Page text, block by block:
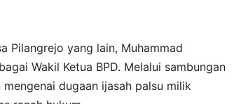
Pilangrejo yang lain, Muhammad
Wakil Ketua BPD. Melalui sambungan
dugaan ijasah palsu milik